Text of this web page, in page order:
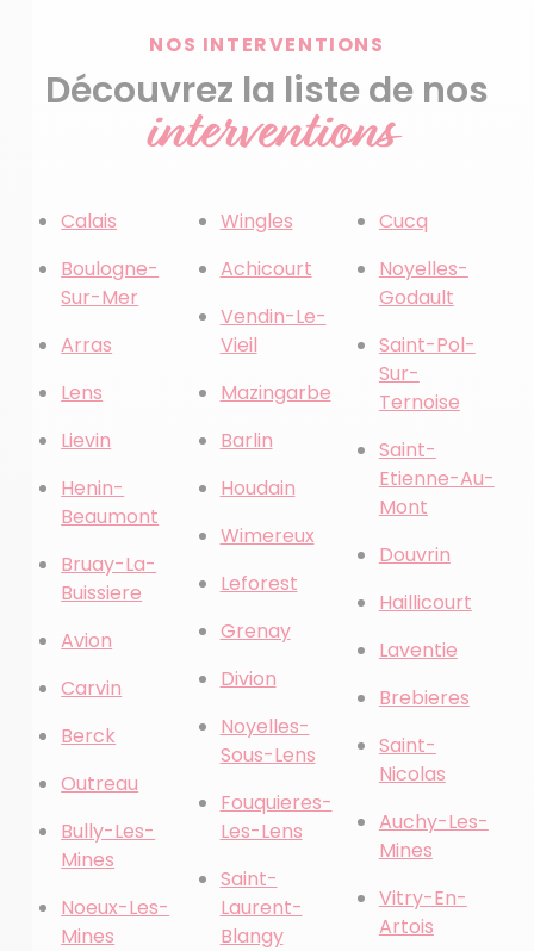
NOS INTERVENTIONS
Découvrez la liste de nos
interventions
Calais
Boulogne-
Sur-Mer
Arras
Lens
Lievin
Henin-
Beaumont
Bruay-La-
Buissiere
Avion
Carvin
Berck
Outreau
Bully-Les-
Mines
Noeux-Les-
Mines
Wingles
Achicourt
Vendin-Le-
Vieil
Mazingarbe
Barlin
Houdain
Wimereux
Leforest
Grenay
Divion
Noyelles-
Sous-Lens
Fouquieres-
Les-Lens
Saint-
Laurent-
Blangy
Cucq
Noyelles-
Godault
Saint-Pol-
Sur-
Ternoise
Saint-
Etienne-Au-
Mont
Douvrin
Haillicourt
Laventie
Brebieres
Saint-
Nicolas
Auchy-Les-
Mines
Vitry-En-
Artois